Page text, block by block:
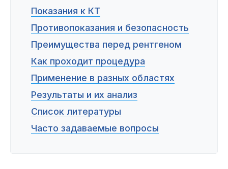
Показания к КТ
Противопоказания и безопасность
Преимущества перед рентгеном
Как проходит процедура
Применение в разных областях
Результаты и их анализ
Список литературы
Часто задаваемые вопросы